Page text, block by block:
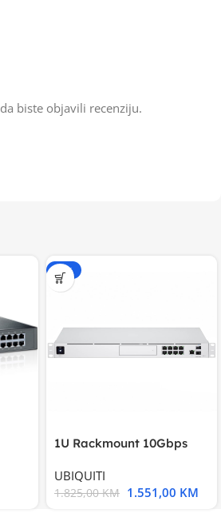
da biste objavili recenziju.
-15%
1U Rackmount 10Gbps
UBIQUITI
1.825,00KM 1.551,00 KM